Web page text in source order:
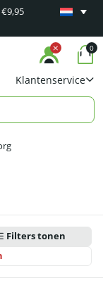
Minimaal
Klantenservice
0
Filters tonen